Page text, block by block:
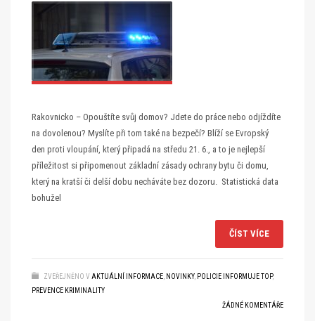
Rakovnicko – Opouštíte svůj domov? Jdete do práce nebo odjíždíte
na dovolenou? Myslíte při tom také na bezpečí? Blíží se Evropský
den proti vloupání, který připadá na středu 21. 6., a to je nejlepší
příležitost si připomenout základní zásady ochrany bytu či domu,
který na kratší či delší dobu necháváte bez dozoru. Statistická data
bohužel
ČÍST VÍCE
ZVEŘEJNĚNO V AKTUÁLNÍ INFORMACE NOVINKY, POLICIE INFORMUJE TOP,
PREVENCE KRIMINALITY
ŽÁDNÉ KOMENTÁŘE